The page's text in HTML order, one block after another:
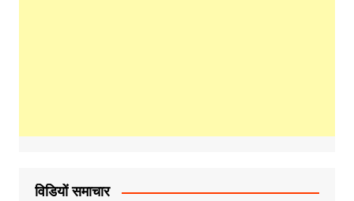
विडियों समाचार